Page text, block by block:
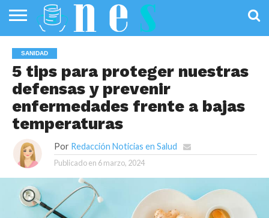
PÚBLICA
SANIDAD
INVESTIGACIÓN
ENTREVISTAS
PROFESIONALES
DE LA SALUD
INFOGRAFÍAS
DE SALUD
OPINIÓN
SANIDAD
5 tips para proteger nuestras
defensas y prevenir
enfermedades frente a bajas
temperaturas
Por Redacción Noticias en Salud
Publicado en 6 marzo, 2024